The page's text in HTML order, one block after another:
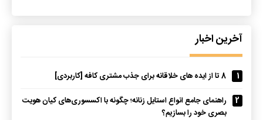
آخرین اخبار
1
8 تا از ایده های خلاقانه برای جذب مشتری کافه [کاربردی]
2
راهنمای جامع انواع استایل زنانه؛ چگونه با اکسسوری‌های کیان هویت
بصری خود را بسازیم؟